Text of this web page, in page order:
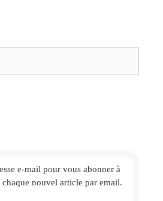
e-mail pour vous abonner à
nouvel article par email.